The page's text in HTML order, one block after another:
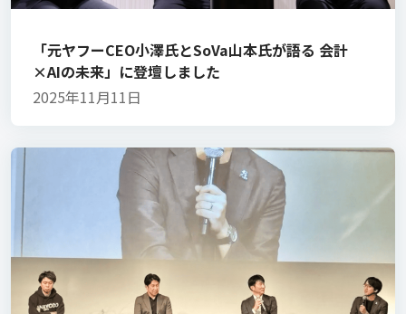
「元ヤフーCEO小澤氏とSoVa山本氏が語る 会計
×AIの未来」に登壇しました
2025年11月11日